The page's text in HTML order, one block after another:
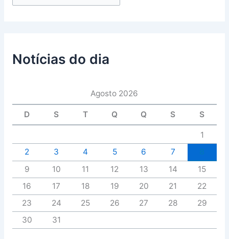
Notícias do dia
Agosto 2026
D S T Q Q S S
1
2
3 4 5 6 7
9
10 11 12 13 14
15
16
17 18 19 20 21
22
23
24 25 26 27 28
29
30
31